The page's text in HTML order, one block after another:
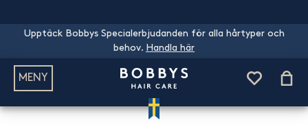
Upptäck Bobbys Specialerbjudanden för alla hårtyper och
behov. Handla här
MENY